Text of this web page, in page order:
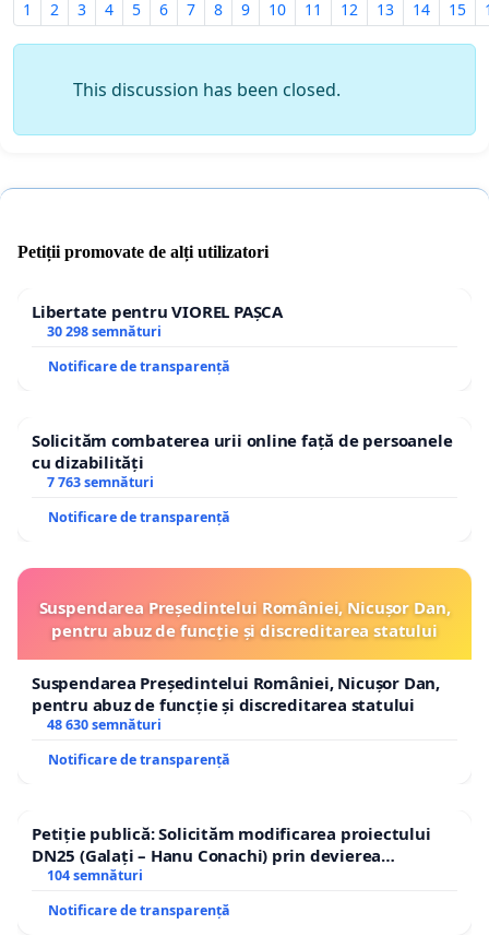
1 2 3 4 5 6 7 8 9 10 11 12 13 14 15
This discussion has been closed.
Petiții promovate de alți utilizatori
Libertate pentru VIOREL PAȘCA
30 298 semnături
Notificare de transparență
Solicităm combaterea urii online față de persoanele
cu dizabilități
7 763 semnături
Notificare de transparență
Suspendarea Președintelui României, Nicușor Dan,
pentru abuz de funcție și discreditarea statului
Suspendarea Președintelui României, Nicușor Dan,
pentru abuz de funcție și discreditarea statului
48 630 semnături
Notificare de transparență
Petiție publică: Solicităm modificarea proiectului
DN25 (Galați – Hanu Conachi) prin devierea
traseului în afara localităților!
104 semnături
Notificare de transparență